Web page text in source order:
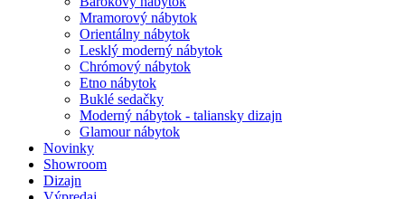
Mramorový nábytok
Orientálny nábytok
Lesklý moderný nábytok
Chrómový nábytok
Etno nábytok
Buklé sedačky
Moderný nábytok - taliansky dizajn
Glamour nábytok
Novinky
Showroom
Dizajn